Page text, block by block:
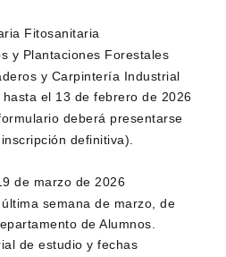
Fitosanitaria
y Plantaciones Forestales
y Carpintería Industrial
el 13 de febrero de 2026
deberá presentarse
definitiva).
de marzo de 2026
semana de marzo, de
de Alumnos.
de estudio y fechas